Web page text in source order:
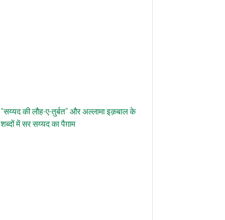
"सय्यद की लौह-ए-तुर्बत" और अल्लामा इक़बाल के
शब्दों में सर सय्यद का पैग़ाम